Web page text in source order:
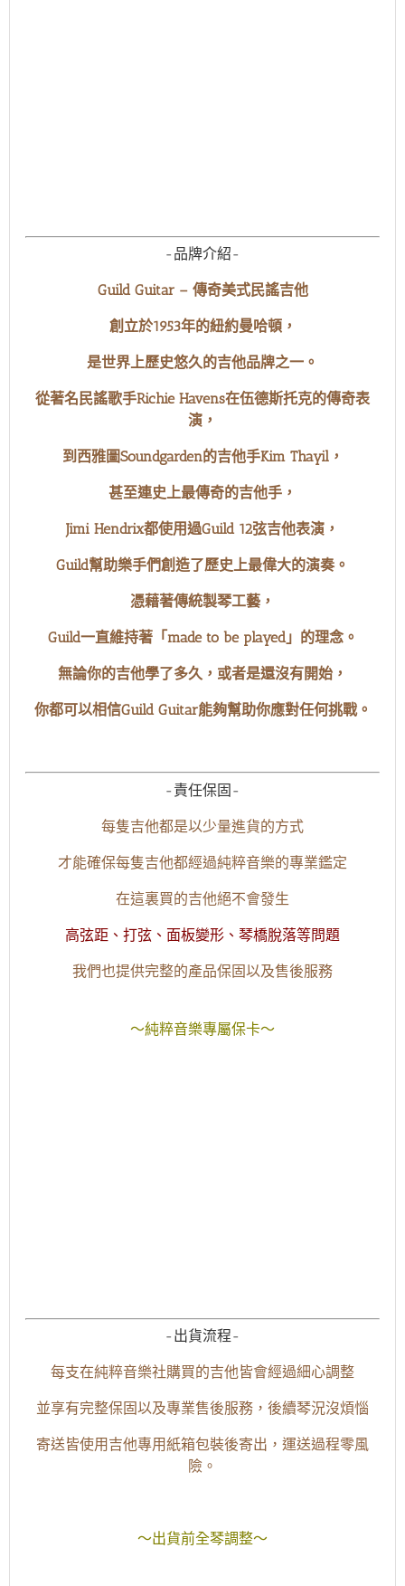
-品牌介紹-
Guild Guitar – 傳奇美式民謠吉他
創立於1953年的紐約曼哈頓，
是世界上歷史悠久的吉他品牌之一。
從著名民謠歌手Richie Havens在伍德斯托克的傳奇表
演，
到西雅圖Soundgarden的吉他手Kim Thayil，
甚至連史上最傳奇的吉他手，
Jimi Hendrix都使用過Guild 12弦吉他表演，
Guild幫助樂手們創造了歷史上最偉大的演奏。
憑藉著傳統製琴工藝，
Guild一直維持著「made to be played」的理念。
無論你的吉他學了多久，或者是還沒有開始，
你都可以相信Guild Guitar能夠幫助你應對任何挑戰。
-責任保固-
每隻吉他都是以少量進貨的方式
才能確保每隻吉他都經過純粹音樂的專業鑑定
在這裏買的吉他絕不會發生
高弦距、打弦、面板變形、琴橋脫落等問題
我們也提供完整的產品保固以及售後服務
～純粹音樂專屬保卡～
-出貨流程-
每支在純粹音樂社購買的吉他皆會經過細心調整
並享有完整保固以及專業售後服務，後續琴況沒煩惱
寄送皆使用吉他專用紙箱包裝後寄出，運送過程零風
險。
～出貨前全琴調整～